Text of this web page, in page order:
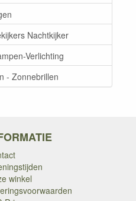
Nachtkijker
Verlichting
- Zonnebrillen
winkel